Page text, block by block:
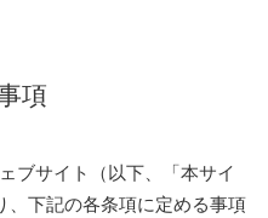
項
ブサイト（以下、「本サイ
、下記の各条項に定める事項